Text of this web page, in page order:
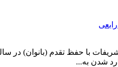
با حفظ تقدم (بانوان) در
شدن به...